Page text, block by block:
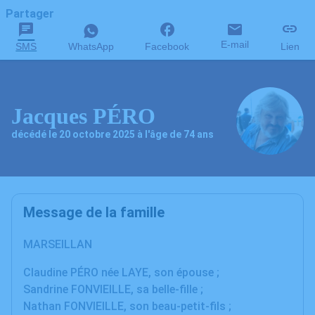
Partager
SMS WhatsApp Facebook E-mail Lien
Jacques PÉRO
décédé le 20 octobre 2025 à l'âge de 74 ans
Message de la famille
MARSEILLAN
Claudine PÉRO née LAYE, son épouse ;
Sandrine FONVIEILLE, sa belle-fille ;
Nathan FONVIEILLE, son beau-petit-fils ;